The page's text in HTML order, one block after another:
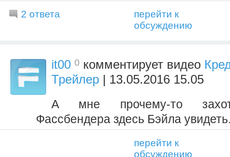
2 ответа
перейти к
обсуждению
it00 0 комментирует видео
Трейлер | 13.05.2016 15.05
А мне прочему-то
Фассбендера здесь Бэйла
перейти к
обсуждению